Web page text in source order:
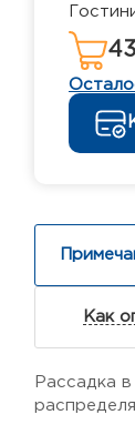
Как
Рассадка